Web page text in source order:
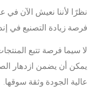
نظرًا لأننا نعيش الآن في
فرصة زيادة التصنيع في
لا سيما فرصة تتبع
يمكن أن يضمن ازدهار
عالية الجودة وثقة سوقها.